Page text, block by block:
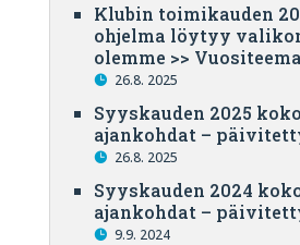
Klubin toimikauden
ohjelma löytyy
olemme >>
26.8. 2025
Syyskauden 2025
ajankohdat –
26.8. 2025
Syyskauden 2024
ajankohdat –
9.9. 2024